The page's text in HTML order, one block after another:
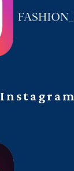
Instagram